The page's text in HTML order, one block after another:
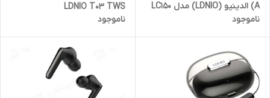
A) الدینیو (LDNIO) مدل LC150
ناموجود
LDNIO T03 TWS
ناموجود